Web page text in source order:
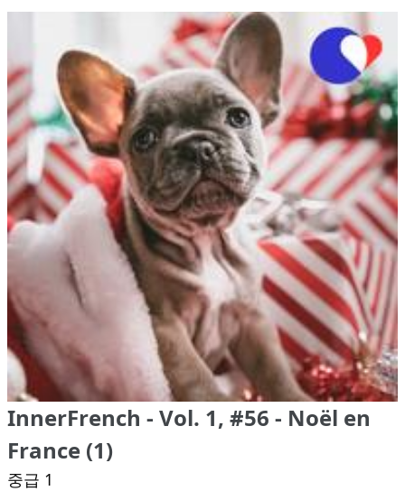
InnerFrench - Vol. 1, #56 - Noël en
France (1)
중급 1